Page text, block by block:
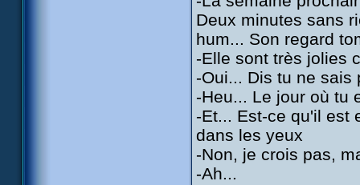
Deux minutes sans
hum... Son regard
-Elle sont très jolies
-Oui... Dis tu ne sais
-Heu... Le jour où tu
-Et... Est-ce qu'il est
dans les yeux
-Non, je crois pas,
-Ah...